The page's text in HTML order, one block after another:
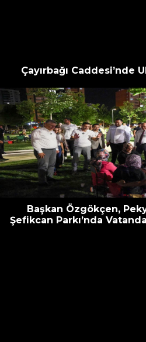
Çayırbağı Caddesi’nde
Başkan Özgökçen,
Şefikcan Parkı’nda